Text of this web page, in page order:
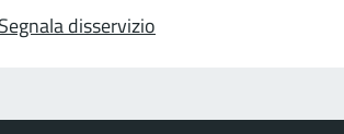
disservizio